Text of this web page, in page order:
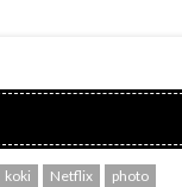
koki Netflix
photo